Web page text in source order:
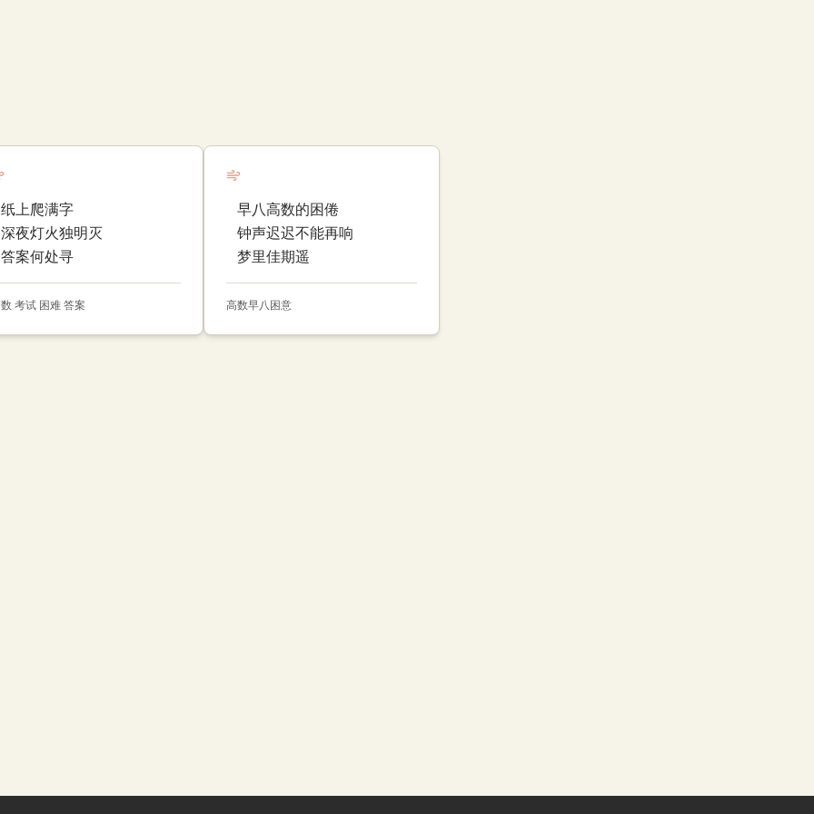
纸上爬满字
深夜灯火独明灭
答案何处寻
考试 困难 答案
早八高数的困倦
钟声迟迟不能再响
梦里佳期遥
高数早八 困意